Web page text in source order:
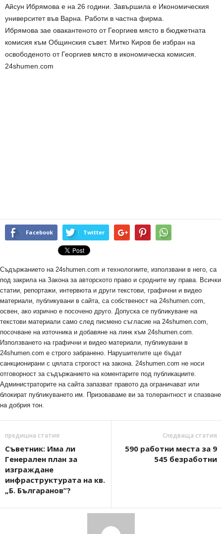
Айсун Ибрямова е на 26 години. Завършила е Икономическия
университет във Варна. Работи в частна фирма.
Ибрямова зае овакантеното от Георгиев място в бюджетната
комисия към Общинския съвет. Митко Киров бе избран на
освободеното от Георгиев място в икономическа комисия.
24shumen.com
Facebook Twitter
Съдържанието на 24shumen.com и технологиите, използвани в него, са
под закрила на Закона за авторското право и сродните му права. Всички
статии, репортажи, интервюта и други текстови, графични и видео
материали, публикувани в сайта, са собственост на 24shumen.com,
освен, ако изрично е посочено друго. Допуска се публикуване на
текстови материали само след писмено съгласие на 24shumen.com,
посочване на източника и добавяне на линк към 24shumen.com.
Използването на графични и видео материали, публикувани в
24shumen.com е строго забранено. Нарушителите ще бъдат
санкционирани с цялата строгост на закона. 24shumen.com не носи
отговорност за съдържанието на коментарите под публикациите.
Администраторите на сайта запазват правото да ограничават или
блокират публикуването им. Призоваваме ви за толерантност и спазване
на добрия тон.
предишна статия
Съветник: Има ли
Генерален план за
изграждане
инфраструктурата на кв.
„Б. Българанов”?
Следваща статия
590 работни места за 9
545 безработни